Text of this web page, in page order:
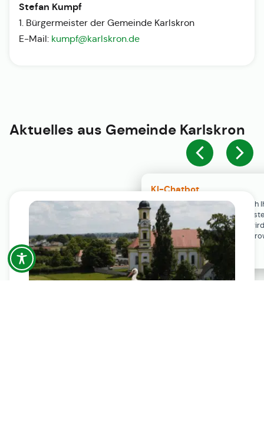
KI-Chatbot
Der KI-Chatbot steht erst nach
Einwilligung in den Cookie-
Verfügung. Der Chat-Verlauf
ausschließlich lokal in Ihrem
gespeichert.
Stefan Kumpf
1. Bürgermeister der Gemeinde Karlskron
E-Mail: kumpf@karlskron.de
Aktuelles aus Gemeinde Karlskron